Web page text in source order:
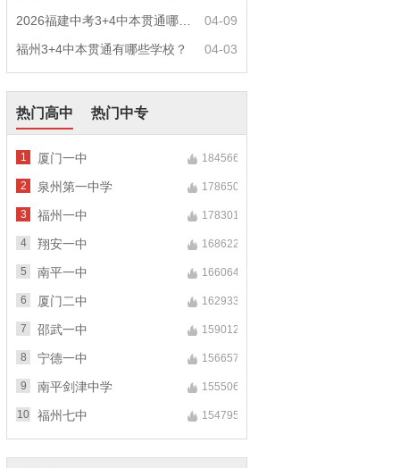
04-09
04-03
福州3+4中本贯通有哪些学校？
热门高中 热门中专
184566
1 厦门一中
178650
2 泉州第一中学
178301
3 福州一中
168622
4 翔安一中
166064
5 南平一中
162933
6 厦门二中
159012
7 邵武一中
156657
8 宁德一中
155506
9 南平剑津中学
154795
10 福州七中